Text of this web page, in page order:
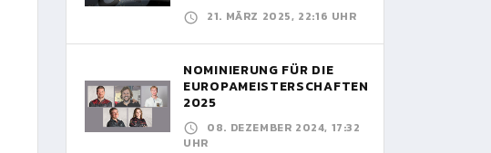
21. MÄRZ 2025, 22:16 UHR
NOMINIERUNG FÜR DIE
EUROPAMEISTERSCHAFTEN
2025
08. DEZEMBER 2024, 17:32
UHR